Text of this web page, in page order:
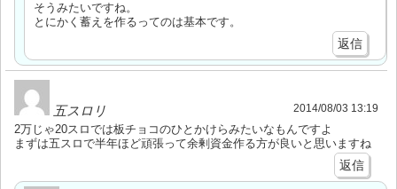
そうみたいですね。
とにかく蓄えを作るってのは基本です。
返信
五スロリ 2014/08/03 13:19
2万じゃ20スロでは板チョコのひとかけらみたいなもんですよ
まずは五スロで半年ほど頑張って余剰資金作る方が良いと思いますね
返信